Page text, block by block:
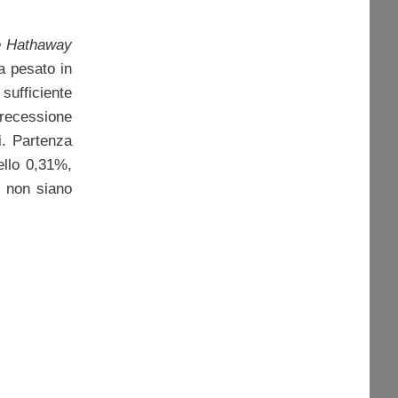
Hathaway
pesato in
Partenza
0,31%,
siano